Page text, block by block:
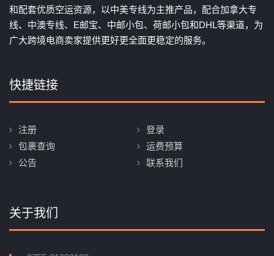
和配套优质空运资源，以中美专线为主推产品，配合加拿大专
线、中澳专线、E邮宝、中邮小包、荷邮小包和DHL等渠道，为
广大跨境电商卖家提供更好更全面更稳定的服务。
快捷链接
注册
登录
包裹查询
运费预算
公告
联系我们
关于我们